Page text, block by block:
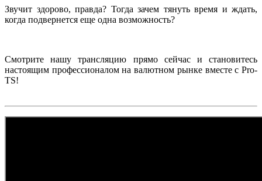
Звучит здорово, правда? Тогда зачем тянуть время и ждать,
когда подвернется еще одна возможность?
Смотрите нашу трансляцию прямо сейчас и становитесь
настоящим профессионалом на валютном рынке вместе с Pro-
TS!